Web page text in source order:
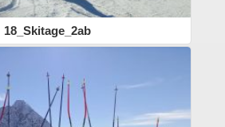
18_Skitage_2ab